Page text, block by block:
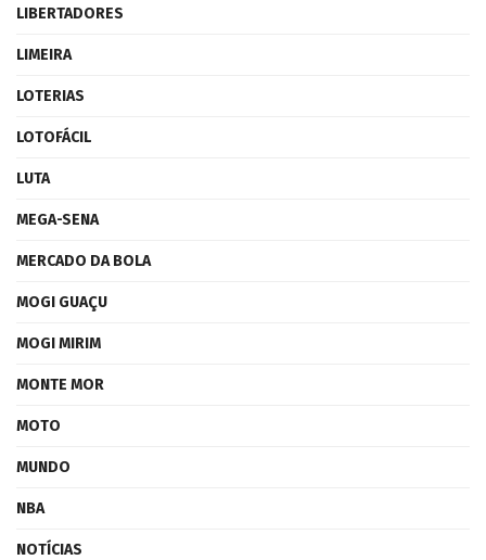
LIBERTADORES
LIMEIRA
LOTERIAS
LOTOFÁCIL
LUTA
MEGA-SENA
MERCADO DA BOLA
MOGI GUAÇU
MOGI MIRIM
MONTE MOR
MOTO
MUNDO
NBA
NOTÍCIAS